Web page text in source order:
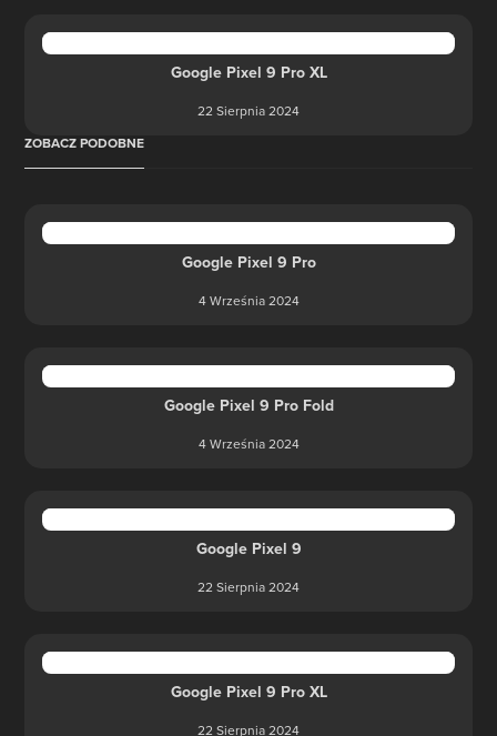
Google Pixel 9 Pro XL
22 Sierpnia 2024
ZOBACZ PODOBNE
Google Pixel 9 Pro
4 Września 2024
Google Pixel 9 Pro Fold
4 Września 2024
Google Pixel 9
22 Sierpnia 2024
Google Pixel 9 Pro XL
22 Sierpnia 2024